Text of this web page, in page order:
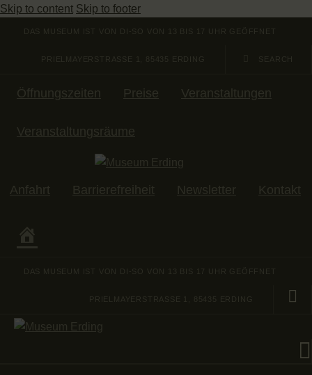
Skip to content Skip to footer
DAS MUSEUM IST VON DI-SO VON 13 BIS 17 UHR GEÖFFNET
PRIELMAYERSTRASSE 1, 85435 ERDING
Öffnungszeiten Preise Veranstaltungen
Veranstaltungsräume
Anfahrt Barrierefreiheit Newsletter Kontakt
DAS MUSEUM IST VON DI-SO VON 13 BIS 17 UHR GEÖFFNET
PRIELMAYERSTRASSE 1, 85435 ERDING